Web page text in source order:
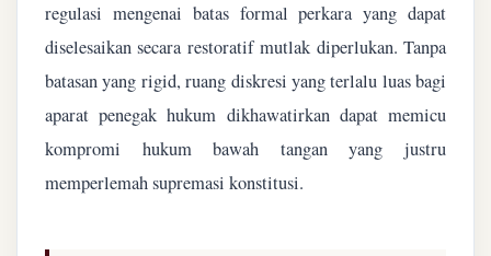
regulasi mengenai batas formal perkara yang dapat
diselesaikan secara restoratif mutlak diperlukan. Tanpa
batasan yang rigid, ruang diskresi yang terlalu luas bagi
aparat penegak hukum dikhawatirkan dapat memicu
kompromi hukum bawah tangan yang justru
memperlemah supremasi konstitusi.